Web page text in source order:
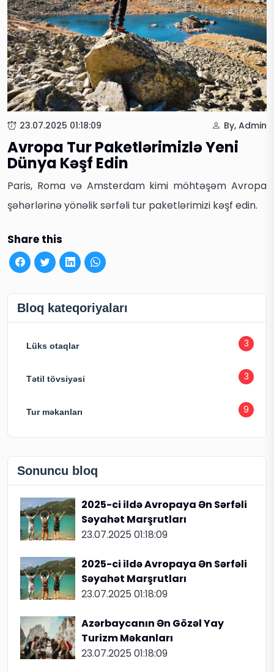
23.07.2025 01:18:09 By, Admin
Avropa Tur Paketlərimizlə Yeni
Dünya Kəşf Edin
Paris, Roma və Amsterdam kimi möhtəşəm Avropa
şəhərlərinə yönəlik sərfəli tur paketlərimizi kəşf edin.
Share this
Bloq kateqoriyaları
Lüks otaqlar 3
Tətil tövsiyəsi 3
Tur məkanları 9
Sonuncu bloq
2025-ci ildə Avropaya Ən Sərfəli
Səyahət Marşrutları
23.07.2025 01:18:09
2025-ci ildə Avropaya Ən Sərfəli
Səyahət Marşrutları
23.07.2025 01:18:09
Azərbaycanın Ən Gözəl Yay
Turizm Məkanları
23.07.2025 01:18:09